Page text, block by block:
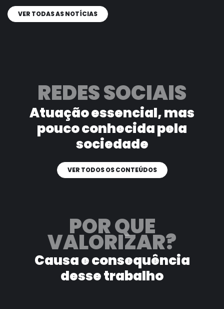
VER TODAS AS NOTÍCIAS
REDES SOCIAIS
Atuação essencial, mas
poucoconhecida pela
sociedade
VER TODOS OS CONTEÚDOS
POR QUE
VALORIZAR?
Causa e consequência
desse trabalho